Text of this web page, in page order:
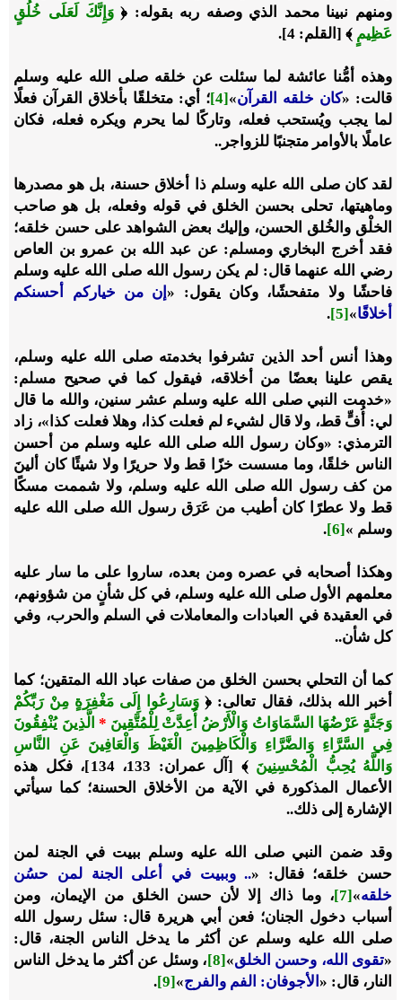
ومنهم نبينا محمد الذي وصفه ربه بقوله: ﴿وَإِنَّكَ لَعَلَى خُلُقٍ
عَظِيمٍ ﴾ [القلم: 4].
وهذه أمُّنا عائشة لما سئلت عن خلقهصلى الله عليه وسلم
قالت: «كان خلقه القرآن»
[4]
؛ أي: متخلقًا بأخلاق القرآن فعلًا
لما يجب ويُستحب فعله، وتاركًا لما يحرم ويكره فعله، فكان
عاملًا بالأوامر متجنبًا للزواجر..
لقد كانصلى الله عليه وسلم ذا أخلاق حسنة، بل هو مصدرها
وماهيتها، تحلى بحسن الخلق في قوله وفعله، بل هو صاحب
الخلْق والخُلق الحسن، وإليك بعض الشواهد على حسن خلقه؛
فقد أخرج البخاري ومسلم: عن عبد الله بن عمرو بن العاص
رضي الله عنهما قال: لم يكن رسول اللهصلى الله عليه وسلم
فاحشًا ولا متفحشًا، وكان يقول: «إن من خياركم أحسنكم
أخلاقًا»
[
5]
.
وهذا أنس أحد الذين تشرفوا بخدمته صلى الله عليه وسلم،
يقص علينا بعضًا من أخلاقه، فيقول كما في صحيح مسلم:
«خدمت النبيصلى الله عليه وسلم عشر سنين، والله ما قال
لي: أُفٍّ قط، ولا قال لشيء لم فعلت كذا، وهلا فعلت كذا»، زاد
الترمذي: «وكان رسول اللهصلى الله عليه وسلم من أحسن
الناس خلقًا، وما مسست خزًا قط ولا حريرًا ولا شيئًا كان ألينَ
من كف رسول اللهصلى الله عليه وسلم، ولا شممت مسكًا
قط ولا عطرًا كان أطيب من عَرَق رسول الله صلى الله عليه
وسلم »
[6]
.
وهكذا أصحابه في عصره ومن بعده، ساروا على ما سار عليه
معلمهم الأولصلى الله عليه وسلم، في كل شأنٍ من شؤونهم،
في العقيدة في العبادات والمعاملات في السلم والحرب، وفي
كل شأن..
كما أن التحلي بحسن الخلق من صفات عباد الله المتقين؛ كما
أخبر الله بذلك، فقال تعالى: ﴿ وَسَارِعُوا إِلَى مَغْفِرَةٍ مِنْ رَبِّكُمْ
وَجَنَّةٍ عَرْضُهَا السَّمَاوَاتُ وَالْأَرْضُ أُعِدَّتْ لِلْمُتَّقِينَ * الَّذِينَ يُنْفِقُونَ
فِي السَّرَّاءِ وَالضَّرَّاءِ وَالْكَاظِمِينَ الْغَيْظَ وَالْعَافِينَ عَنِ النَّاسِ
وَاللَّهُ يُحِبُّ الْمُحْسِنِينَ
﴾ [آل عمران: 133، 134]، فكل هذه
الأعمال المذكورة في الآية من الأخلاق الحسنة؛ كما سيأتي
الإشارة إلى ذلك..
وقد ضمن النبيصلى الله عليه وسلم ببيت في الجنة لمن
حسن خلقه؛ فقال: «.. وببيت في أعلى الجنة لمن حسُن
خلقه»
[7]
، وما ذاك إلا لأن حسن الخلق من الإيمان، ومن
أسباب دخول الجنان؛ فعن أبي هريرة قال: سئل رسول الله
صلى الله عليه وسلم عن أكثر ما يدخل الناس الجنة، قال:
«تقوى الله، وحسن الخلق»
[8]
، وسئل عن أكثر ما يدخل الناس
النار، قال: « الأجوفان: الفم والفرج»
[9]
.